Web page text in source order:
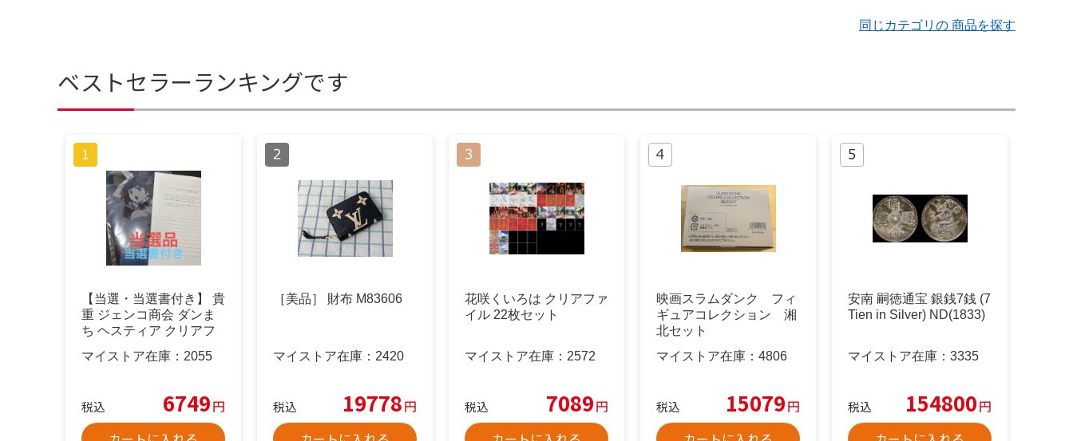
同じカテゴリの 商品を探す
ベストセラーランキングです
【当選・当選書付き】 貴
重 ジェンコ商会 ダンま
ち ヘスティア クリアフ
マイストア在庫： 2055
税込 6749円
［美品］ 財布 M83606
マイストア在庫： 2420
税込 19778円
花咲くいろは クリアファ
イル 22枚セット
マイストア在庫： 2572
税込 7089円
映画スラムダンク フィ
ギュアコレクション 湘
北セット
マイストア在庫： 4806
税込 15079円
安南 嗣徳通宝 銀銭7銭 (7
Tien in Silver) ND(1833)
マイストア在庫： 3335
税込 154800円